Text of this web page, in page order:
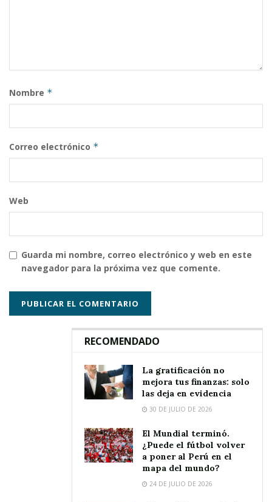
Nombre *
Correo electrónico *
Web
Guarda mi nombre, correo electrónico y web en este
navegador para la próxima vez que comente.
RECOMENDADO
La gratificación no
mejora tus finanzas: solo
las deja en evidencia
30 DE JULIO DE 2026
El Mundial terminó.
¿Puede el fútbol volver
a poner al Perú en el
mapa del mundo?
24 DE JULIO DE 2026